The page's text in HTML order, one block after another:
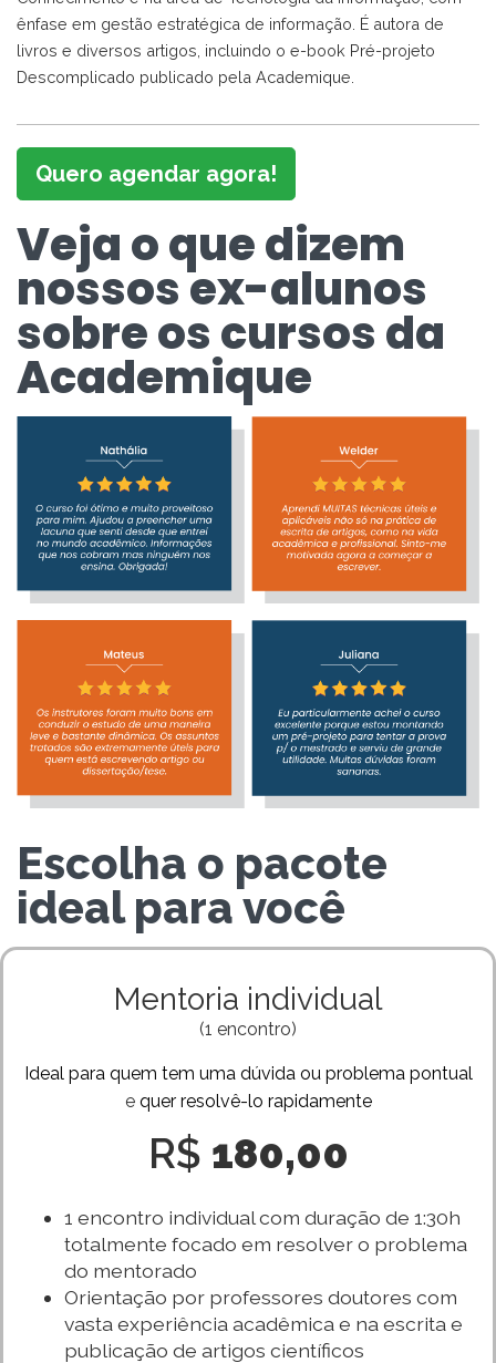
ênfase em gestão estratégica de informação. É autora de
livros e diversos artigos, incluindo o e-book Pré-projeto
Descomplicado publicado pela Academique.
Quero agendar agora!
Veja o que dizem
nossos ex-alunos
sobre os cursos da
Academique
Escolha o pacote
ideal para você
Mentoria individual
(1 encontro)
Ideal para quem tem uma dúvida ou problema pontual
e quer resolvê-lo rapidamente
R$ 180,00
1 encontro individual com duração de 1:30h
totalmente focado em resolver o problema
do mentorado
Orientação por professores doutores com
vasta experiência acadêmica e na escrita e
publicação de artigos científicos